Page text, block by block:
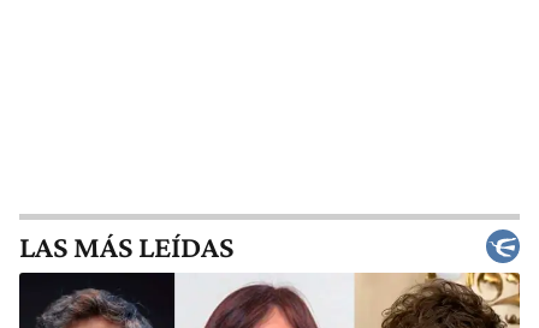
LAS MÁS LEÍDAS